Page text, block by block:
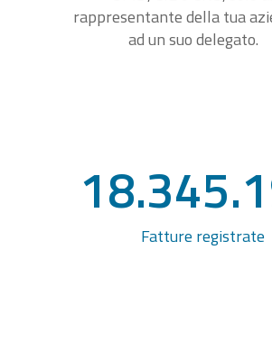
rappresentante della tua
ad un suo delegato.
Fatture registrate